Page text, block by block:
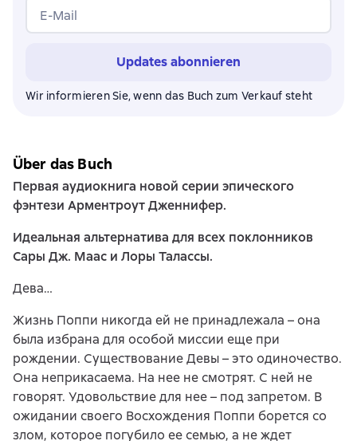
E-Mail
Updates abonnieren
Wir informieren Sie, wenn das Buch zum Verkauf steht
Über das Buch
Первая аудиокнига новой серии эпического
фэнтези Арментроут Дженнифер.
Идеальная альтернатива для всех поклонников
Сары Дж. Маас и Лоры Талассы.
Дева…
Жизнь Поппи никогда ей не принадлежала – она
была избрана для особой миссии еще при
рождении. Существование Девы – это одиночество.
Она неприкасаема. На нее не смотрят. С ней не
говорят. Удовольствие для нее – под запретом. В
ожидании своего Восхождения Поппи борется со
злом, которое погубило ее семью, а не ждет